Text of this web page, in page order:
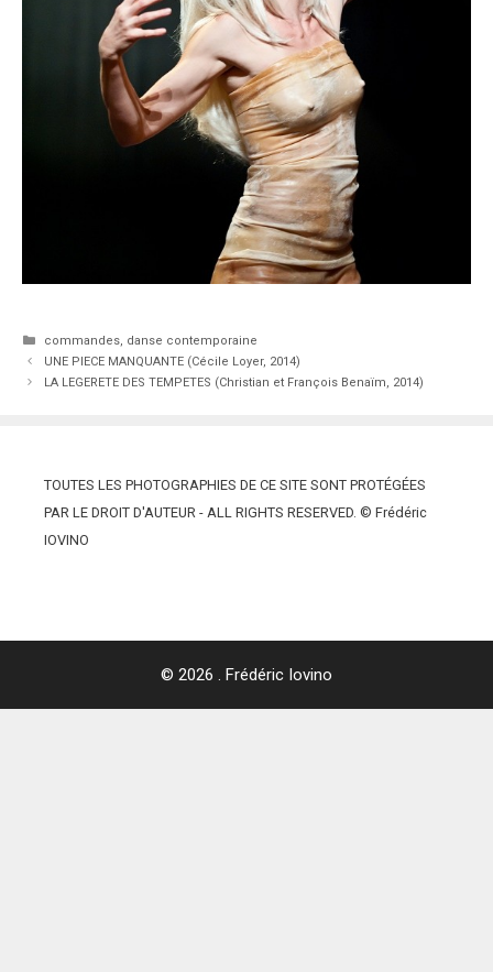
Catégories
commandes, danse contemporaine
UNE PIECE MANQUANTE (Cécile Loyer, 2014)
LA LEGERETE DES TEMPETES (Christian et François Benaïm, 2014)
TOUTES LES PHOTOGRAPHIES DE CE SITE SONT PROTÉGÉES
PAR LE DROIT D'AUTEUR - ALL RIGHTS RESERVED. © Frédéric
IOVINO
© 2026 . Frédéric Iovino